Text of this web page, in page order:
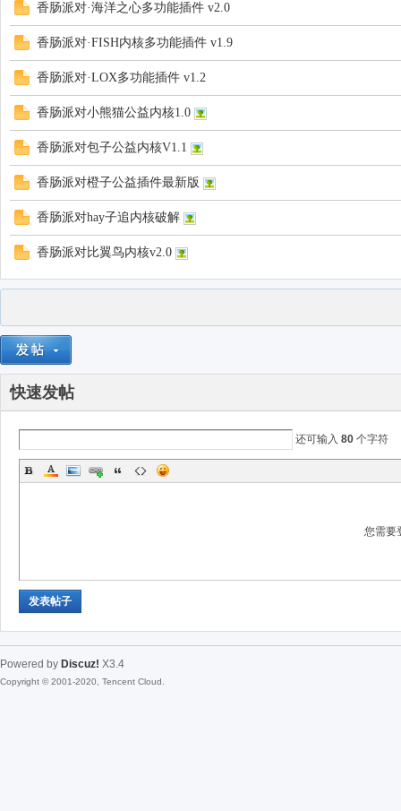
香肠派对·海洋之心多功能插件 v2.0
香肠派对·FISH内核多功能插件 v1.9
香肠派对·LOX多功能插件 v1.2
香肠派对小熊猫公益内核1.0
香肠派对包子公益内核V1.1
香肠派对橙子公益插件最新版
香肠派对hay子追内核破解
香肠派对比翼鸟内核v2.0
快速发帖
还可输入 80 个字符
您需要
发表帖子
Powered by Discuz! X3.4
Copyright © 2001-2020, Tencent Cloud.